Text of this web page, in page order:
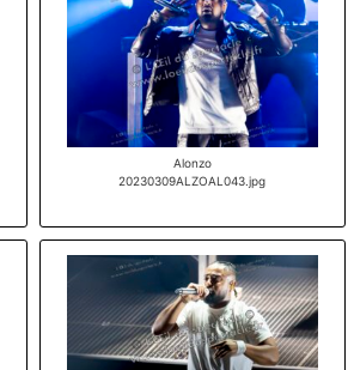
Alonzo
20230309ALZOAL043.jpg